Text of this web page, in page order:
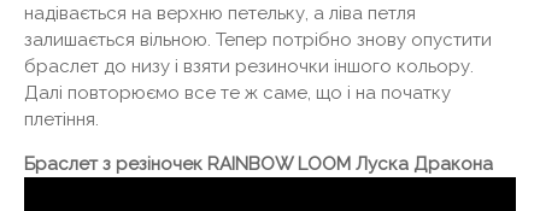
надівається на верхню петельку, а ліва петля
залишається вільною. Тепер потрібно знову опустити
браслет до низу і взяти резиночки іншого кольору.
Далі повторюємо все те ж саме, що і на початку
плетіння.
Браслет з резіночек RAINBOW LOOM Луска Дракона